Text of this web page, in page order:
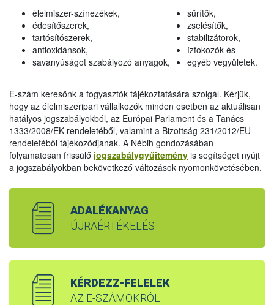
élelmiszer-színezékek,
édesítőszerek,
tartósítószerek,
antioxidánsok,
savanyúságot szabályozó anyagok,
sűrítők,
zselésítők,
stabilizátorok,
ízfokozók és
egyéb vegyületek.
E-szám keresőnk a fogyasztók tájékoztatására szolgál. Kérjük,
hogy az élelmiszeripari vállalkozók minden esetben az aktuálisan
hatályos jogszabályokból, az Európai Parlament és a Tanács
1333/2008/EK rendeletéből, valamint a Bizottság 231/2012/EU
rendeletéből tájékozódjanak. A Nébih gondozásában
folyamatosan frissülő jogszabálygyűjtemény is segítséget nyújt
a jogszabályokban bekövetkező változások nyomonkövetésében.
ADALÉKANYAG
ÚJRAÉRTÉKELÉS
KÉRDEZZ-FELELEK
AZ E-SZÁMOKRÓL